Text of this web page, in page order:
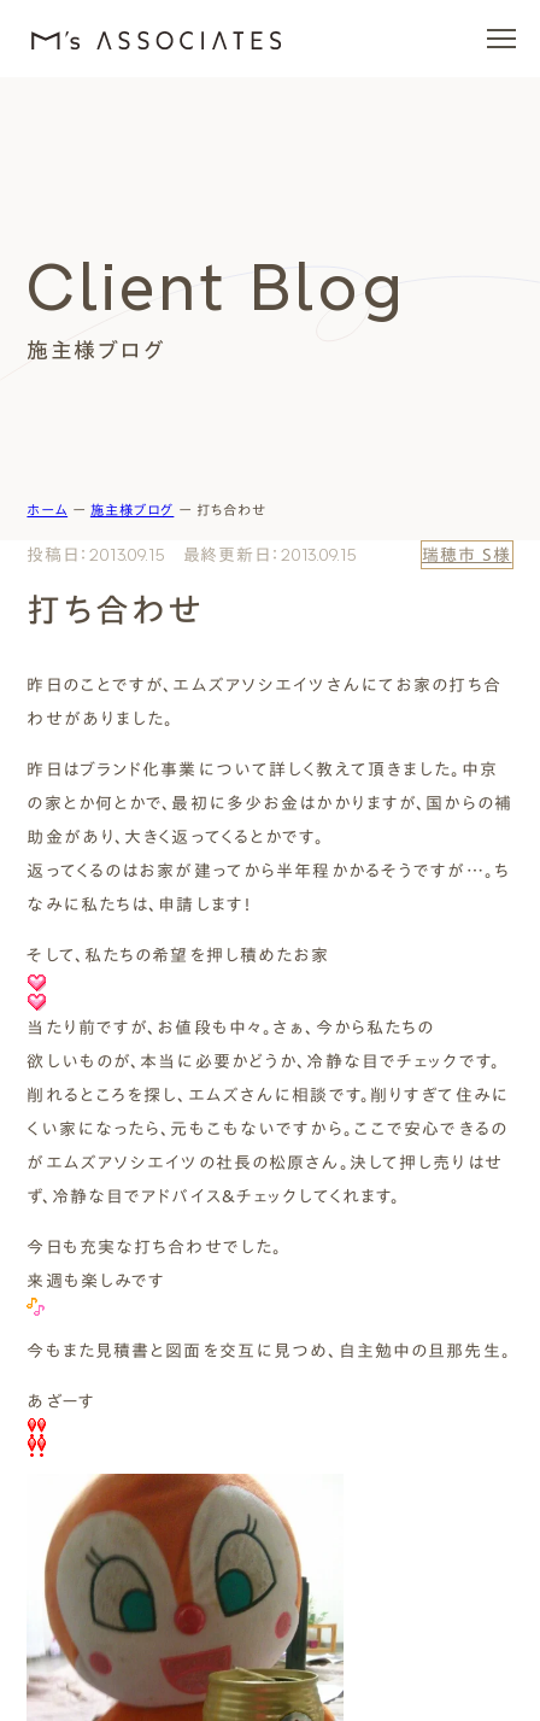
エムズを愛する人たち
施工事例
エムズのこと
モデルハウスを見る
施主様ブログ
Client Blog
ホーム ー 施主様ブログ ー 打ち合わせ
投稿日：2013.09.15 最終更新日：2013.09.15 瑞穂市 S様
打ち合わせ
昨日のことですが、エムズアソシエイツさんにてお家の打ち合
わせがありました。
昨日はブランド化事業について詳しく教えて頂きました。中京
の家とか何とかで、最初に多少お金はかかりますが、国からの補
助金があり、大きく返ってくるとかです。
返ってくるのはお家が建ってから半年程かかるそうですが…。ち
なみに私たちは、申請します！
そして、私たちの希望を押し積めたお家
当たり前ですが、お値段も中々。さぁ、今から私たちの
欲しいものが、本当に必要かどうか、冷静な目でチェックです。
削れるところを探し、エムズさんに相談です。削りすぎて住みに
くい家になったら、元もこもないですから。ここで安心できるの
がエムズアソシエイツの社長の松原さん。決して押し売りはせ
ず、冷静な目でアドバイス&チェックしてくれます。
今日も充実な打ち合わせでした。
来週も楽しみです
今もまた見積書と図面を交互に見つめ、自主勉中の旦那先生。
あざーす